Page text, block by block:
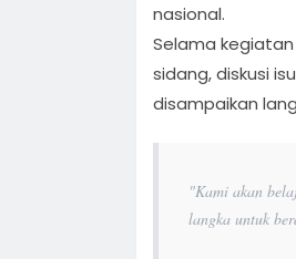
nasional.
Selama
sidang, diskusi
disampaikan
"Kami akan
langka untuk